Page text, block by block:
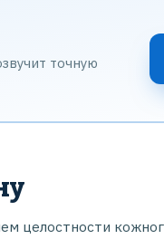
точную
целостности